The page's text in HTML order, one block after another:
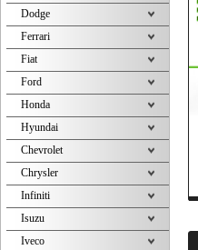
Dodge
Ferrari
Fiat
Ford
Honda
Hyundai
Chevrolet
Chrysler
Infiniti
Isuzu
Iveco